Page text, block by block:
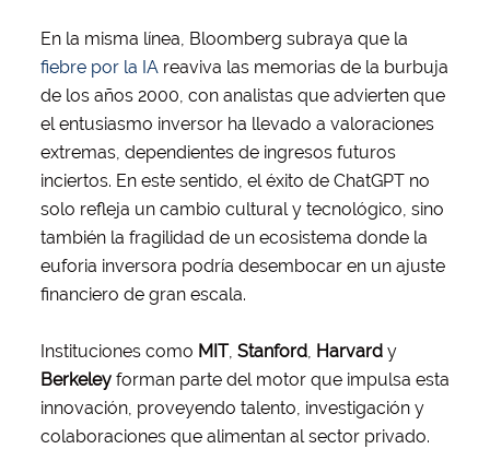
En la misma línea, Bloomberg subraya que la
fiebre por la IAreaviva las memorias de la burbuja
de los años 2000, con analistas que advierten que
el entusiasmo inversor ha llevado a valoraciones
extremas, dependientes de ingresos futuros
inciertos. En este sentido, el éxito de ChatGPT no
solo refleja un cambio cultural y tecnológico, sino
también la fragilidad de un ecosistema donde la
euforia inversora podría desembocar en un ajuste
financiero de gran escala.
Instituciones como MIT, Stanford, Harvardy
Berkeleyforman parte del motor que impulsa esta
innovación, proveyendo talento, investigación y
colaboraciones que alimentan al sector privado.